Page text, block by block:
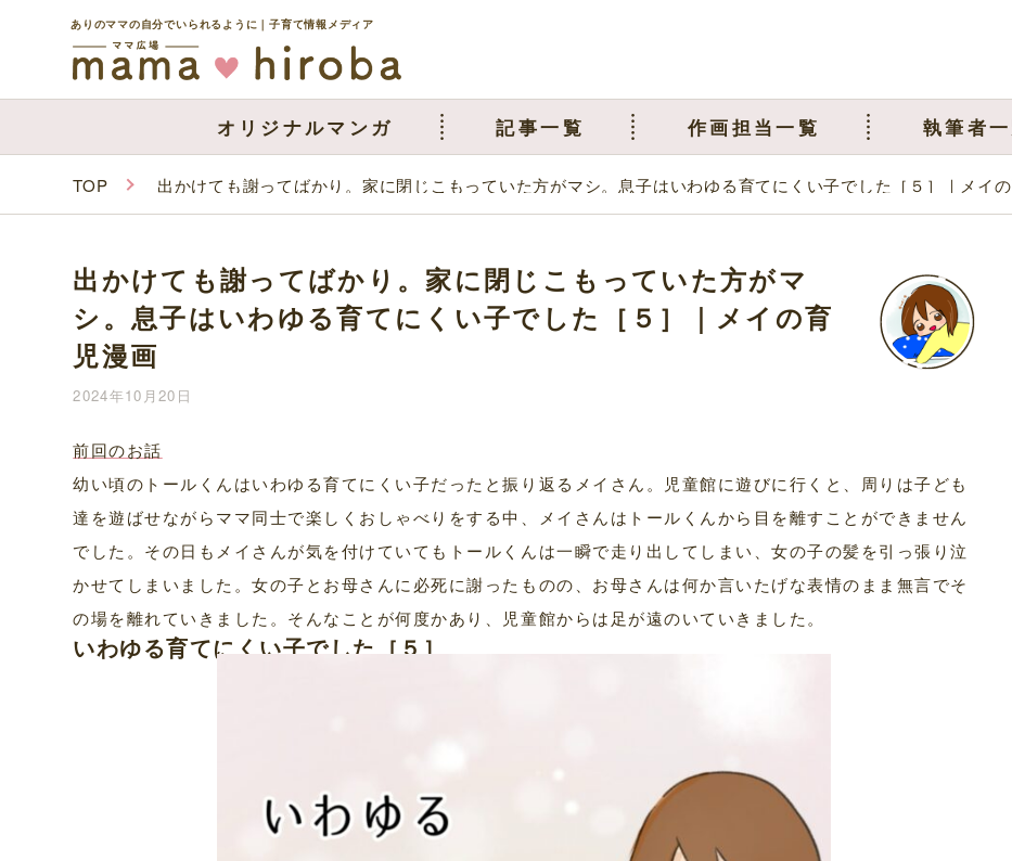
ありのママの自分でいられるように｜子育て情報メディア
オリジナルマンガ 記事一覧 作画担当一覧 執筆者
TOP 出かけても謝ってばかり。家に閉じこもっていた方がマシ。息子はいわゆる育てにくい子でした［５］｜メイ
出かけても謝ってばかり。家に閉じこもっていた方がマ
シ。息子はいわゆる育てにくい子でした［５］｜メイの育
児漫画
2024年10月20日
前回のお話
幼い頃のトールくんはいわゆる育てにくい子だったと振り返るメイさん。児童館に遊びに行くと、周りは子ども
達を遊ばせながらママ同士で楽しくおしゃべりをする中、メイさんはトールくんから目を離すことができません
でした。その日もメイさんが気を付けていてもトールくんは一瞬で走り出してしまい、女の子の髪を引っ張り泣
かせてしまいました。女の子とお母さんに必死に謝ったものの、お母さんは何か言いたげな表情のまま無言でそ
の場を離れていきました。そんなことが何度かあり、児童館からは足が遠のいていきました。
いわゆる育てにくい子でした［５］